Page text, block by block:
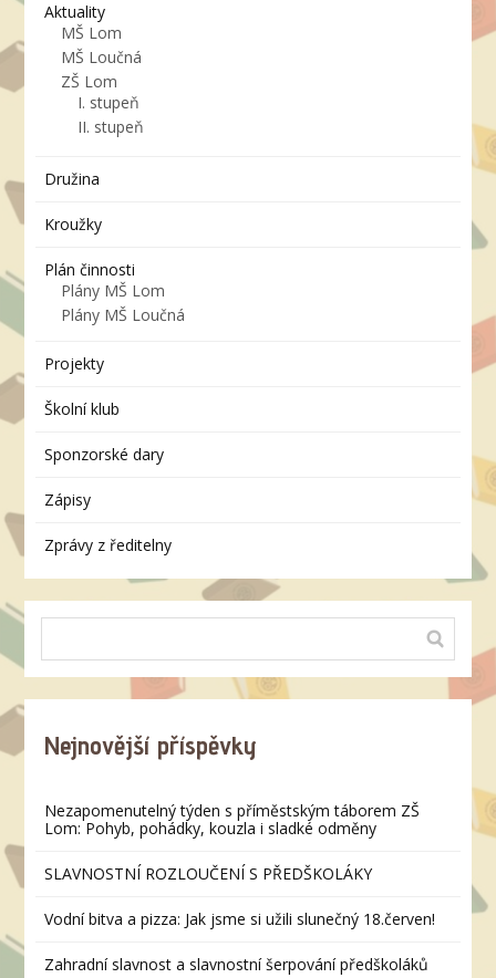
Aktuality
MŠ Lom
MŠ Loučná
ZŠ Lom
I. stupeň
II. stupeň
Družina
Kroužky
Plán činnosti
Plány MŠ Lom
Plány MŠ Loučná
Projekty
Školní klub
Sponzorské dary
Zápisy
Zprávy z ředitelny
Nejnovější příspěvky
Nezapomenutelný týden s příměstským táborem ZŠ
Lom: Pohyb, pohádky, kouzla i sladké odměny
SLAVNOSTNÍ ROZLOUČENÍ S PŘEDŠKOLÁKY
Vodní bitva a pizza: Jak jsme si užili slunečný 18.červen!
Zahradní slavnost a slavnostní šerpování předškoláků